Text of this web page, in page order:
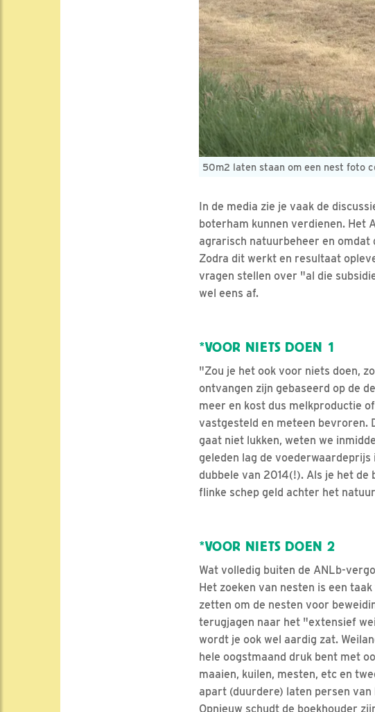
50m2 laten staan om een nest foto
In de media zie je vaak de
boterham kunnen verdienen. Het
agrarisch natuurbeheer en
Zodra dit werkt en resultaat
vragen stellen over "al die
wel eens af.
*VOOR NIETS DOEN 1
"Zou je het ook voor niets doen,
ontvangen zijn gebaseerd op de
meer en kost dus melkproductie
vastgesteld en meteen bevroren.
gaat niet lukken, weten we
geleden lag de
dubbele van 2014(!). Als je het
flinke schep geld achter het
*VOOR NIETS DOEN 2
Wat volledig buiten de ANLb-
Het zoeken van nesten is een
zetten om de nesten voor
terugjagen naar het "extensief
wordt je ook wel aardig zat.
hele oogstmaand druk bent met
maaien, kuilen, mesten, etc en
apart (duurdere) laten persen
Opnieuw schudt de boekhouder